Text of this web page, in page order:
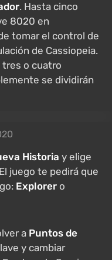
. Hasta cinco
8020 en
tomar el control de
de Cassiopeia.
tres o cuatro
se dividirán
Historia y elige
juego te pedirá que
Explorer o
a Puntos de
y cambiar